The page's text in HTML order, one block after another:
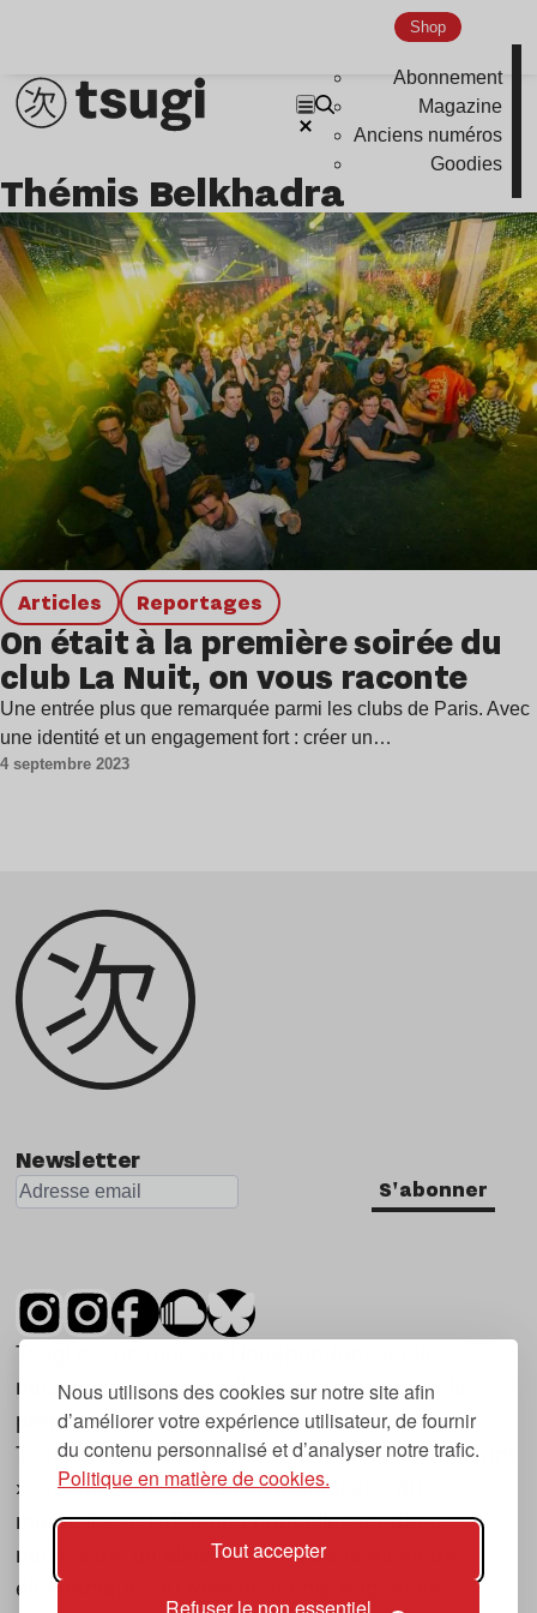
Nous utilisons des cookies sur notre site afin
d’améliorer votre expérience utilisateur, de fournir
du contenu personnalisé et d’analyser notre trafic.
Politique en matière de cookies.
Tout accepter
Shop
Abonnement
Magazine
Anciens numéros
Goodies
Thémis Belkhadra
Articles Reportages
On était à la première soirée du
club La Nuit, on vous raconte
Une entrée plus que remarquée parmi les clubs de Paris. Avec
une identité et un engagement fort : créer un…
4 septembre 2023
Newsletter
S'abonner
Tsugi est un mensuel indépendant sur la
musique et les nouvelles tendances, dont la
première parution date de 2007.
Tsugi en japonais signifie « prochain », « suivant
», ce qui correspond à la thématique du
magazine, à l’affût des nouvelles tendances
musicales, qu’elles viennent de la musique
électronique, du rock ou du hip hop, et des